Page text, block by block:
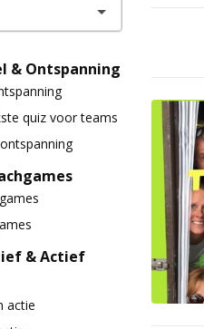
& Ontspanning
quiz voor teams
& Actief
actie